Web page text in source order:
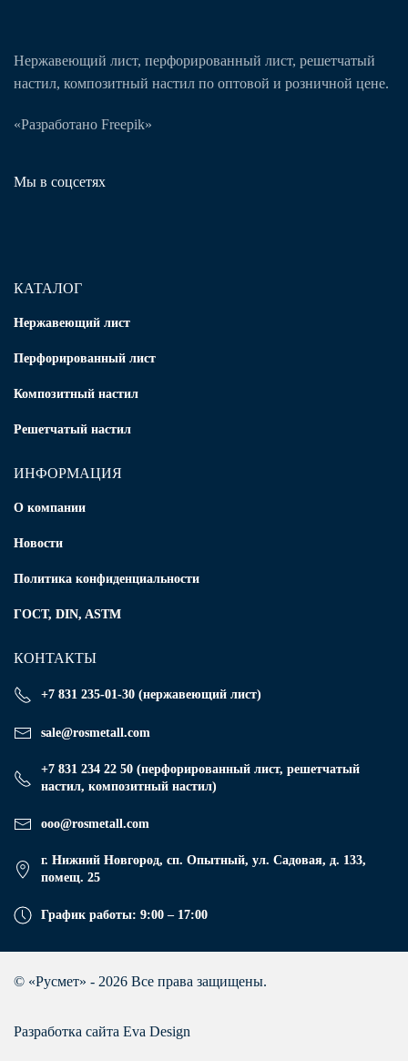
Нержавеющий лист, перфорированный лист, решетчатый
настил, композитный настил по оптовой и розничной цене.
«Разработано Freepik»
Мы в соцсетях
КАТАЛОГ
Нержавеющий лист
Перфорированный лист
Композитный настил
Решетчатый настил
ИНФОРМАЦИЯ
О компании
Новости
Политика конфиденциальности
ГОСТ, DIN, ASTM
КОНТАКТЫ
+7 831 235-01-30 (нержавеющий лист)
sale@rosmetall.com
+7 831 234 22 50 (перфорированный лист, решетчатый
настил, композитный настил)
ooo@rosmetall.com
г. Нижний Новгород, сп. Опытный, ул. Садовая, д. 133,
помещ. 25
График работы: 9:00 – 17:00
© «Русмет» - 2026 Все права защищены.
Разработка сайта Eva Design